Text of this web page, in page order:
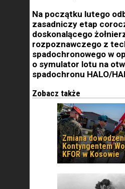
Na początku lutego
zasadniczy etap
doskonalącego
rozpoznawczego z
spadochronowego w
o symulator lotu na
spadochronu HALO/
Zobacz także
Zmiana
Kontyngentem
KFOR w Kosowie